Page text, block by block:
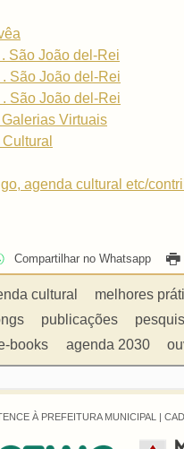
São João del-Rei
São João del-Rei
São João del-Rei
Virtuais
agenda cultural etc/
Compartilhar no Whatsapp
cultural melhores
publicações
books agenda 2030
À PREFEITURA MUNICIPAL |